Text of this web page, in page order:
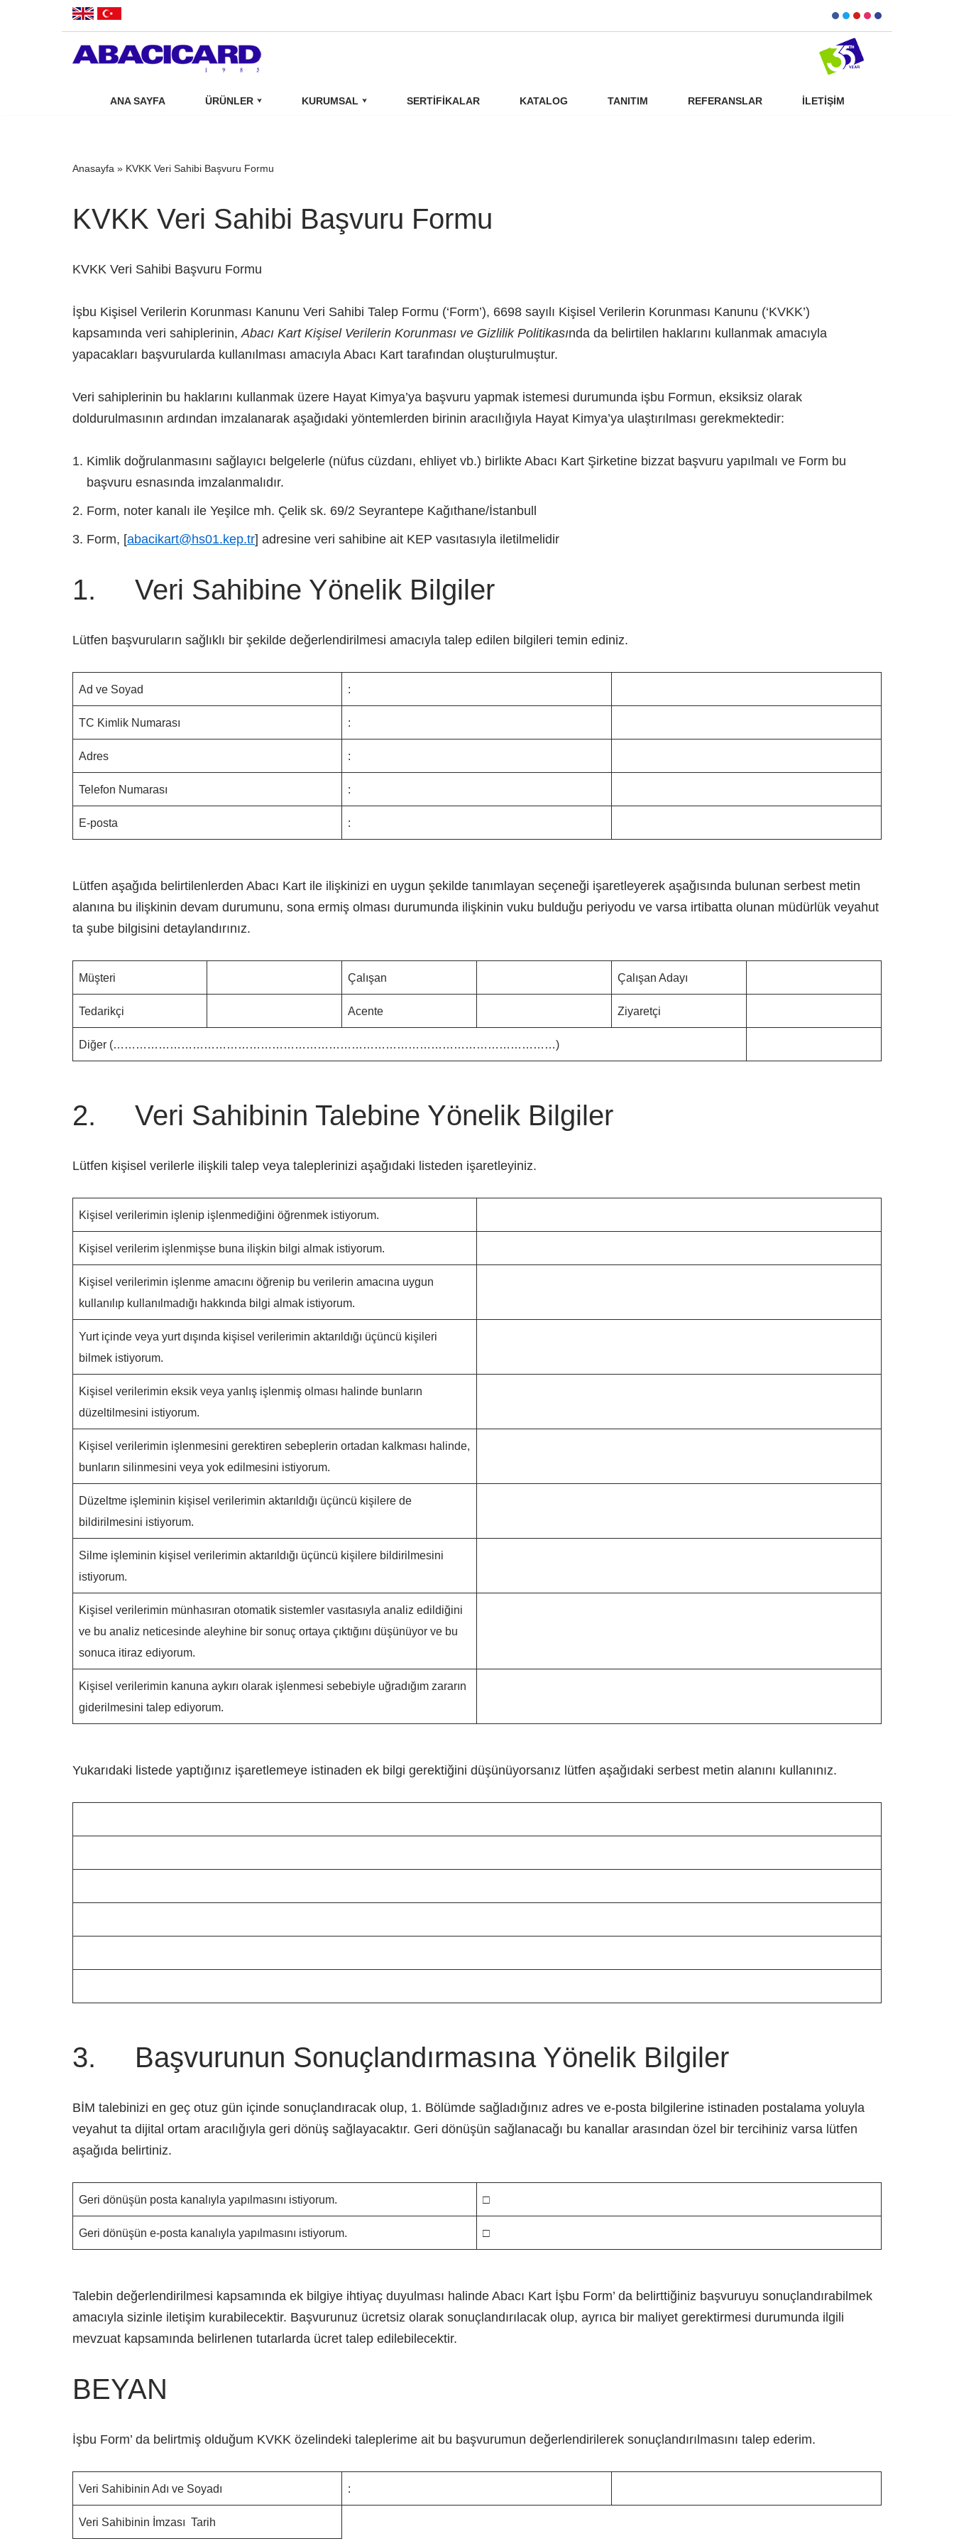
ANA SAYFA ÜRÜNLER KURUMSAL SERTIFIKALAR KATALOG TANITIM REFERANSLAR İLETIŞIM
Anasayfa » KVKK Veri Sahibi Başvuru Formu
KVKK Veri Sahibi Başvuru Formu
KVKK Veri Sahibi Başvuru Formu
İşbu Kişisel Verilerin Korunması Kanunu Veri Sahibi Talep Formu (‘Form’), 6698 sayılı Kişisel Verilerin Korunması Kanunu (‘KVKK’)
kapsamında veri sahiplerinin, Abacı Kart Kişisel Verilerin Korunması ve Gizlilik Politikasında da belirtilen haklarını kullanmak amacıyla
yapacakları başvurularda kullanılması amacıyla Abacı Kart tarafından oluşturulmuştur.
Veri sahiplerinin bu haklarını kullanmak üzere Hayat Kimya’ya başvuru yapmak istemesi durumunda işbu Formun, eksiksiz olarak
doldurulmasının ardından imzalanarak aşağıdaki yöntemlerden birinin aracılığıyla Hayat Kimya’ya ulaştırılması gerekmektedir:
Kimlik doğrulanmasını sağlayıcı belgelerle (nüfus cüzdanı, ehliyet vb.) birlikte Abacı Kart Şirketine bizzat başvuru yapılmalı ve Form bu
başvuru esnasında imzalanmalıdır.
Form, noter kanalı ile Yeşilce mh. Çelik sk. 69/2 Seyrantepe Kağıthane/İstanbull
Form, [abacikart@hs01.kep.tr] adresine veri sahibine ait KEP vasıtasıyla iletilmelidir
1. Veri Sahibine Yönelik Bilgiler
Lütfen başvuruların sağlıklı bir şekilde değerlendirilmesi amacıyla talep edilen bilgileri temin ediniz.
Ad ve Soyad :
TC Kimlik Numarası :
Adres :
Telefon Numarası :
E-posta :
Lütfen aşağıda belirtilenlerden Abacı Kart ile ilişkinizi en uygun şekilde tanımlayan seçeneği işaretleyerek aşağısında bulunan serbest metin
alanına bu ilişkinin devam durumunu, sona ermiş olması durumunda ilişkinin vuku bulduğu periyodu ve varsa irtibatta olunan müdürlük veyahut
ta şube bilgisini detaylandırınız.
Müşteri Çalışan Çalışan Adayı
Tedarikçi Acente Ziyaretçi
Diğer (………………………………………………………………………………………………………)
2. Veri Sahibinin Talebine Yönelik Bilgiler
Lütfen kişisel verilerle ilişkili talep veya taleplerinizi aşağıdaki listeden işaretleyiniz.
Kişisel verilerimin işlenip işlenmediğini öğrenmek istiyorum.
Kişisel verilerim işlenmişse buna ilişkin bilgi almak istiyorum.
Kişisel verilerimin işlenme amacını öğrenip bu verilerin amacına uygun
kullanılıp kullanılmadığı hakkında bilgi almak istiyorum.
Yurt içinde veya yurt dışında kişisel verilerimin aktarıldığı üçüncü kişileri
bilmek istiyorum.
Kişisel verilerimin eksik veya yanlış işlenmiş olması halinde bunların
düzeltilmesini istiyorum.
Kişisel verilerimin işlenmesini gerektiren sebeplerin ortadan kalkması halinde,
bunların silinmesini veya yok edilmesini istiyorum.
Düzeltme işleminin kişisel verilerimin aktarıldığı üçüncü kişilere de
bildirilmesini istiyorum.
Silme işleminin kişisel verilerimin aktarıldığı üçüncü kişilere bildirilmesini
istiyorum.
Kişisel verilerimin münhasıran otomatik sistemler vasıtasıyla analiz edildiğini
ve bu analiz neticesinde aleyhine bir sonuç ortaya çıktığını düşünüyor ve bu
sonuca itiraz ediyorum.
Kişisel verilerimin kanuna aykırı olarak işlenmesi sebebiyle uğradığım zararın
giderilmesini talep ediyorum.
Yukarıdaki listede yaptığınız işaretlemeye istinaden ek bilgi gerektiğini düşünüyorsanız lütfen aşağıdaki serbest metin alanını kullanınız.
3. Başvurunun Sonuçlandırmasına Yönelik Bilgiler
BİM talebinizi en geç otuz gün içinde sonuçlandıracak olup, 1. Bölümde sağladığınız adres ve e-posta bilgilerine istinaden postalama yoluyla
veyahut ta dijital ortam aracılığıyla geri dönüş sağlayacaktır. Geri dönüşün sağlanacağı bu kanallar arasından özel bir tercihiniz varsa lütfen
aşağıda belirtiniz.
Geri dönüşün posta kanalıyla yapılmasını istiyorum. □
Geri dönüşün e-posta kanalıyla yapılmasını istiyorum. □
Talebin değerlendirilmesi kapsamında ek bilgiye ihtiyaç duyulması halinde Abacı Kart İşbu Form’ da belirttiğiniz başvuruyu sonuçlandırabilmek
amacıyla sizinle iletişim kurabilecektir. Başvurunuz ücretsiz olarak sonuçlandırılacak olup, ayrıca bir maliyet gerektirmesi durumunda ilgili
mevzuat kapsamında belirlenen tutarlarda ücret talep edilebilecektir.
BEYAN
İşbu Form’ da belirtmiş olduğum KVKK özelindeki taleplerime ait bu başvurumun değerlendirilerek sonuçlandırılmasını talep ederim.
Veri Sahibinin Adı ve Soyadı :
Veri Sahibinin İmzası Tarih